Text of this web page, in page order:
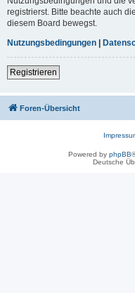
registrierst. Bitte beachte auch
diesem Board bewegst.
Nutzungsbedingungen |
Registrieren
Foren-Übersicht
Powered by phpBB
Deutsche